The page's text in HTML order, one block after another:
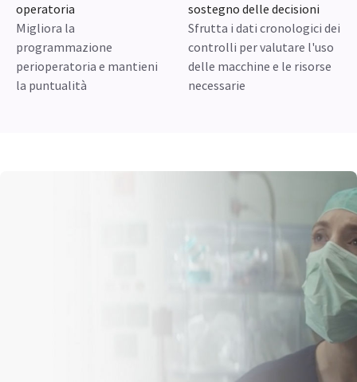
operatoria
Migliora la
programmazione
perioperatoria e mantieni
la puntualità
sostegno delle decisioni
Sfrutta i dati cronologici dei
controlli per valutare l'uso
delle macchine e le risorse
necessarie